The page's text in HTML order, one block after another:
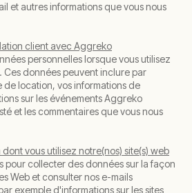
et autres informations que vous nous
client avec Aggreko
personnelles lorsque vous utilisez
Ces données peuvent inclure par
de location, vos informations de
sur les événements Aggreko
et les commentaires que vous nous
vous utilisez notre(nos) site(s) web
pour collecter des données sur la façon
Web et consulter nos e-mails
exemple d'informations sur les sites